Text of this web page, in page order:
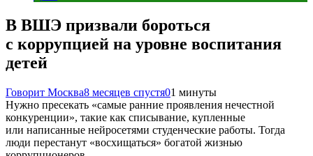
В ВШЭ призвали бороться
с коррупцией на уровне воспитания
детей
Говорит Москва8 месяцев спустя01 минуты
Нужно пресекать «самые ранние проявления нечестной
конкуренции», такие как списывание, купленные
или написанные нейросетями студенческие работы. Тогда
люди перестанут «восхищаться» богатой жизнью